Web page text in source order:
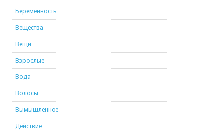
Беременность
Вещества
Вещи
Взрослые
Вода
Волосы
Вымышленное
Действие